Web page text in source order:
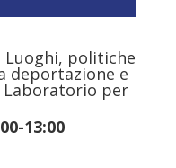
Luoghi, politiche
deportazione e
Laboratorio per
13:00